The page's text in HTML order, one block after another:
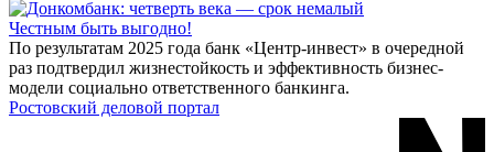
Честным быть выгодно!
По результатам 2025 года банк «Центр-инвест» в очередной
раз подтвердил жизнестойкость и эффективность бизнес-
модели социально ответственного банкинга.
Ростовский деловой портал